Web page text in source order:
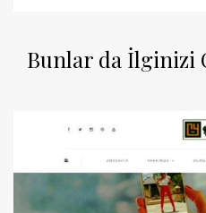
Bunlar da İlginizi